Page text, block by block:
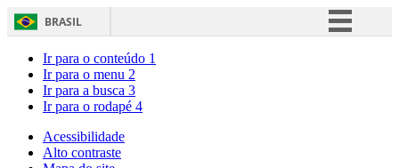
BRASIL
Ir para o conteúdo 1
Ir para o menu 2
Ir para a busca 3
Ir para o rodapé 4
Acessibilidade
Alto contraste